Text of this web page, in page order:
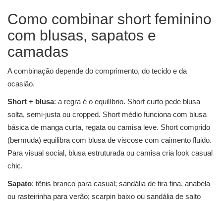
Como combinar short feminino
com blusas, sapatos e
camadas
A combinação depende do comprimento, do tecido e da
ocasião.
Short + blusa: a regra é o equilíbrio. Short curto pede blusa
solta, semi-justa ou cropped. Short médio funciona com blusa
básica de manga curta, regata ou camisa leve. Short comprido
(bermuda) equilibra com blusa de viscose com caimento fluido.
Para visual social, blusa estruturada ou camisa cria look casual
chic.
Sapato: tênis branco para casual; sandália de tira fina, anabela
ou rasteirinha para verão; scarpin baixo ou sandália de salto